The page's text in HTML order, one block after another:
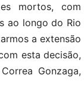
mortos, com
ao longo do Rio
a extensão
esta decisão,
Gonzaga,